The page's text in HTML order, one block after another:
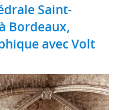
Saint-
Bordeaux,
avec Volt